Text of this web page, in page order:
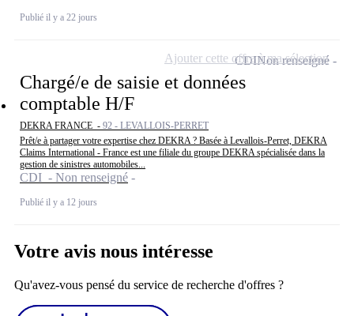
Publié il y a 22 jours
Chargé/e de saisie et données
comptable H/F
DEKRA FRANCE - 92 - LEVALLOIS-PERRET
Prêt/e à partager votre expertise chez DEKRA ? Basée à Levallois-Perret, DEKRA
Claims International - France est une filiale du groupe DEKRA spécialisée dans la
gestion de sinistres automobiles...
CDI - Non renseigné
Publié il y a 12 jours
CDINon renseigné
Ajouter cette offre à ma sélection
Votre avis nous intéresse
Qu'avez-vous pensé du service de recherche d'offres ?